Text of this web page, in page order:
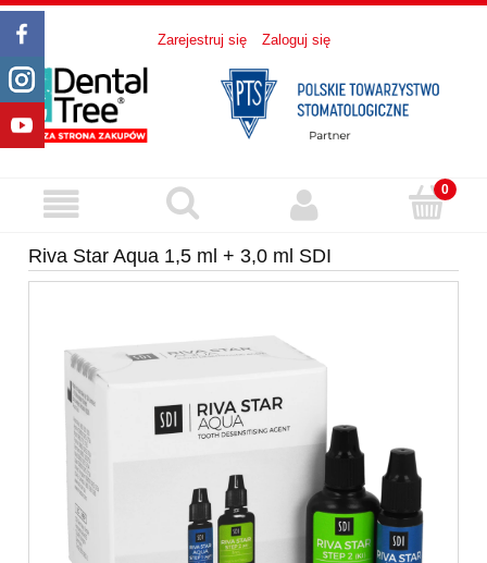
Zarejestruj się Zaloguj się
Riva Star Aqua 1,5 ml + 3,0 ml SDI